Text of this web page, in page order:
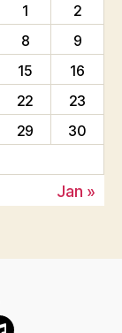
1
2
8
9
15
16
22
23
29
30
Jan »